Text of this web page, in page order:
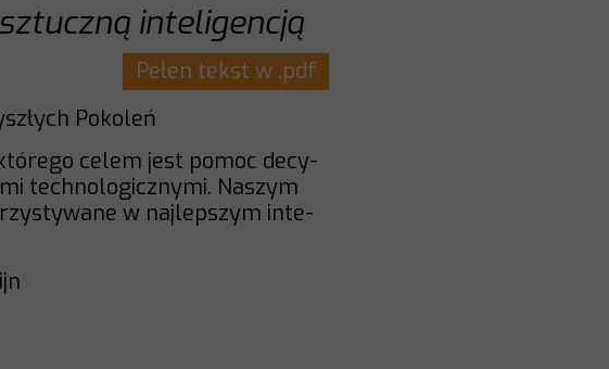
inteligencją
Pełen tekst w .pdf
Pokoleń
celem jest pomoc decy-
technologicznymi. Naszym
w najlepszym inte-